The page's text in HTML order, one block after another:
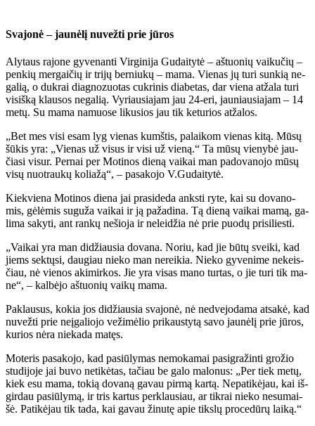
Sva­jo­nė – jau­nė­lį nu­vež­ti prie jū­ros
Aly­taus ra­jo­ne gy­ve­nan­ti Vir­gi­ni­ja Gu­dai­ty­tė – aš­tuo­nių vai­ku­čių –
pen­kių mer­gai­čių ir tri­jų ber­niu­kų – ma­ma. Vie­nas jų tu­ri sun­kią ne­
ga­lią, o duk­rai diag­no­zuo­tas cuk­ri­nis dia­be­tas, dar vie­na at­ža­la tu­ri
vi­siš­ką klau­sos ne­ga­lią. Vy­riau­sia­jam jau 24-eri, jau­niau­sia­jam – 14
me­tų. Su ma­ma na­muo­se li­ku­sios jau tik ke­tu­rios at­ža­los.
„Bet mes vi­si esam lyg vie­nas kumš­tis, pa­lai­kom vie­nas ki­tą. Mū­sų
šū­kis yra: „Vie­nas už vi­sus ir vi­si už vie­ną.“ Ta mū­sų vie­ny­bė jau­
čia­si vi­sur. Per­nai per Mo­ti­nos die­ną vai­kai man pa­do­va­no­jo mū­sų
vi­sų nuo­trau­kų ko­lia­žą“, – pa­sa­ko­jo V.Gu­dai­ty­tė.
Kiek­vie­na Mo­ti­nos die­na jai pra­si­de­da anks­ti ry­te, kai su do­va­no­
mis, gė­lė­mis su­gu­ža vai­kai ir ją pa­ža­di­na. Tą die­ną vai­kai ma­mą, ga­
li­ma sa­ky­ti, ant ran­kų ne­šio­ja ir ne­lei­džia nė prie puo­dų pri­si­lies­ti.
„Vai­kai yra man di­džiau­sia do­va­na. No­riu, kad jie bū­tų svei­ki, kad
jiems sek­tų­si, dau­giau nie­ko man ne­rei­kia. Nie­ko gy­ve­ni­me ne­keis­
čiau, nė vie­nos aki­mir­kos. Jie yra vi­sas ma­no tur­tas, o jie tu­ri tik ma­
ne“, – kal­bė­jo aš­tuo­nių vai­kų ma­ma.
Pa­klau­sus, ko­kia jos di­džiau­sia sva­jo­nė, nė ne­dve­jo­da­ma at­sa­kė, kad
nu­vež­ti prie ne­įga­lio­jo ve­ži­mė­lio pri­kaus­ty­tą sa­vo jau­nė­lį prie jū­ros,
ku­rios nė­ra nie­ka­da ma­tęs.
Mo­te­ris pa­sa­ko­jo, kad pa­siū­ly­mas ne­mo­ka­mai pa­sig­ra­žin­ti gro­žio
stu­di­jo­je jai bu­vo ne­ti­kė­tas, ta­čiau be ga­lo ma­lo­nus: „Per tiek me­tų,
kiek esu ma­ma, to­kią do­va­ną ga­vau pir­mą kar­tą. Ne­pa­ti­kė­jau, kai iš­
gir­dau pa­siū­ly­mą, ir tris kar­tus per­klau­siau, ar tik­rai nie­ko ne­su­mai­
šė. Pa­ti­kė­jau tik ta­da, kai ga­vau ži­nu­tę apie tiks­lų pro­ce­dū­rų lai­ką.“